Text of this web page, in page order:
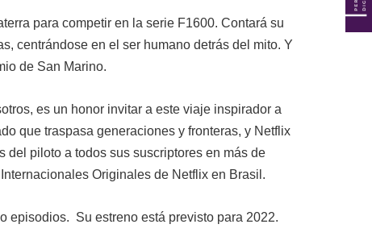
para competir en la serie F1600. Contará su
centrándose en el ser humano detrás del mito. Y
de San Marino.
es un honor invitar a este viaje inspirador a
que traspasa generaciones y fronteras, y Netflix
del piloto a todos sus suscriptores en más de
Originales de Netflix en Brasil.
episodios. Su estreno está previsto para 2022.